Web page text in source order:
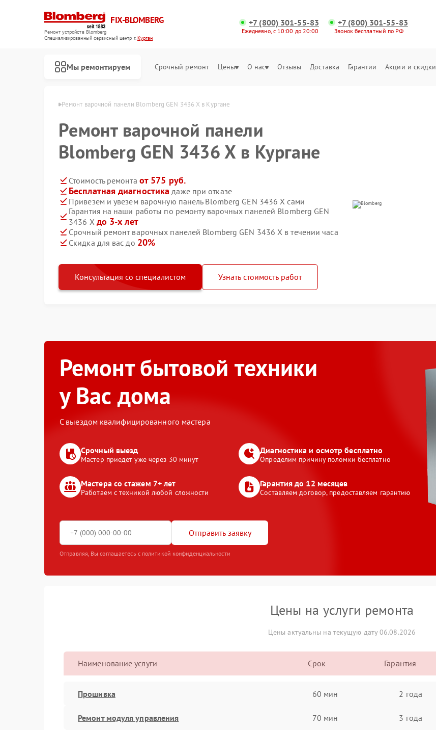
FIX-BLOMBERG
Ремонт устройств Blomberg
Специализированный cервисный центр г.Курган
+7 (800) 301-55-83
Ежедневно, с 10:00 до 20:00
+7 (800) 301-55-83
Звонок бесплатный по РФ
Мы ремонтируем Срочный ремонт Цены О нас Отзывы Доставка Гарантии Акции и скидки
Ремонт варочной панели Blomberg GEN 3436 X в Кургане
Ремонт варочной панели
Blomberg GEN 3436 X в Кургане
Стоимость ремонта от 575 руб.
Бесплатная диагностика даже при отказе
Привезем и увезем варочную панель Blomberg GEN 3436 X сами
Гарантия на наши работы по ремонту варочных панелей Blomberg GEN
3436 X до 3-х лет
Срочный ремонт варочных панелей Blomberg GEN 3436 X в течении часа
Скидка для вас до 20%
Консультация со специалистом Узнать стоимость работ
Ремонт бытовой техники
у Вас дома
С выездом квалифицированного мастера
Срочный выезд
Мастер приедет уже через 30 минут
Диагностика и осмотр бесплатно
Определим причину поломки бесплатно
Мастера со стажем 7+ лет
Работаем с техникой любой сложности
Гарантия до 12 месяцев
Составляем договор, предоставляем гарантию
Отправить заявку
Отправляя, Вы соглашаетесь с политикой конфиденциальности
Цены на услуги ремонта
Цены актуальны на текущую дату 06.08.2026
Наименование услуги Срок Гарантия
Прошивка 60 мин 2 года
Ремонт модуля управления 70 мин 3 года